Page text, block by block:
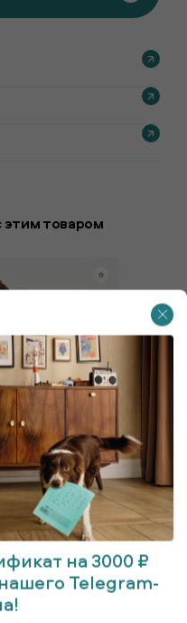
этим товаром
на 3000 ₽
Telegram-